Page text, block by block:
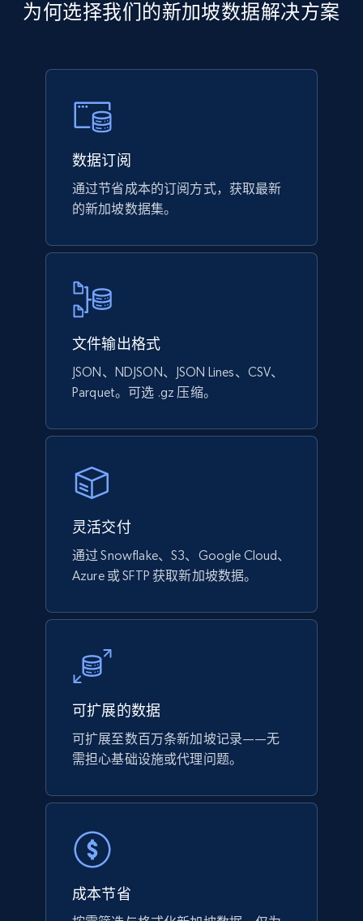
为何选择我们的新加坡数据解决方案
数据订阅
通过节省成本的订阅方式，获取最新
的新加坡数据集。
文件输出格式
JSON、NDJSON、JSON Lines、CSV、
Parquet。可选 .gz 压缩。
灵活交付
通过 Snowflake、S3、Google Cloud、
Azure 或 SFTP 获取新加坡数据。
可扩展的数据
可扩展至数百万条新加坡记录——无
需担心基础设施或代理问题。
成本节省